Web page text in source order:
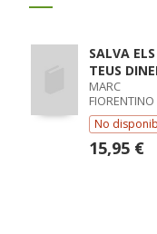
SALVA ELS
TEUS
MARC
FIORENTINO
No
15,95 €